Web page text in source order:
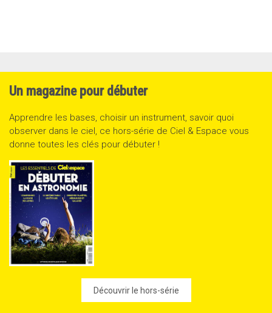
Un magazine pour débuter
Apprendre les bases, choisir un instrument, savoir quoi
observer dans le ciel, ce hors-série de Ciel & Espace vous
donne toutes les clés pour débuter !
Découvrir le hors-série